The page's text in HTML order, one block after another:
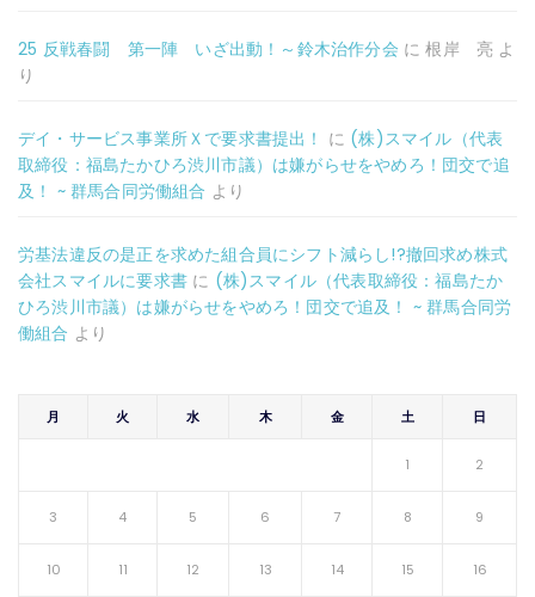
25 反戦春闘 第一陣 いざ出動！～鈴木治作分会 に根岸 亮 よ
り
デイ・サービス事業所Ｘで要求書提出！ に (株)スマイル（代表
取締役：福島たかひろ渋川市議）は嫌がらせをやめろ！団交で追
及！ ~ 群馬合同労働組合 より
労基法違反の是正を求めた組合員にシフト減らし!?撤回求め株式
会社スマイルに要求書 に (株)スマイル（代表取締役：福島たか
ひろ渋川市議）は嫌がらせをやめろ！団交で追及！ ~ 群馬合同労
働組合 より
月 火 水 木 金 土 日
1 2
3 4 5 6 7 8 9
10 11 12 13 14 15 16